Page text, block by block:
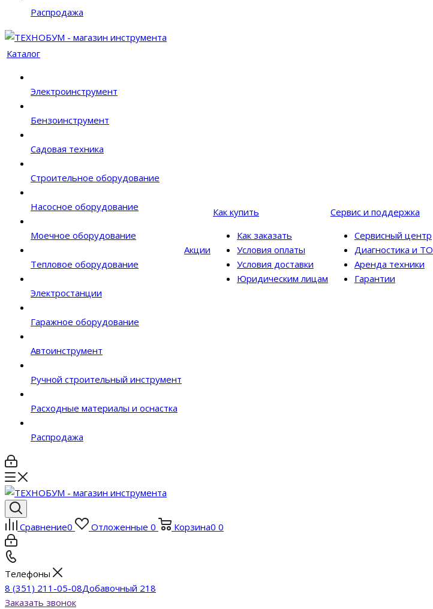
Распродажа
Каталог
Электроинструмент
Бензоинструмент
Садовая техника
Строительное оборудование
Насосное оборудование
Моечное оборудование
Тепловое оборудование
Электростанции
Гаражное оборудование
Автоинструмент
Ручной строительный инструмент
Расходные материалы и оснастка
Распродажа
Акции
Как купить
Как заказать
Условия оплаты
Условия доставки
Юридическим лицам
Сервис и поддержка
Сервисный центр
Диагностика и ТО
Аренда техники
Гарантии
Сравнение0 Отложенные 0 Корзина0 0
Телефоны
8 (351) 211-05-08Добавочный 218
Заказать звонок